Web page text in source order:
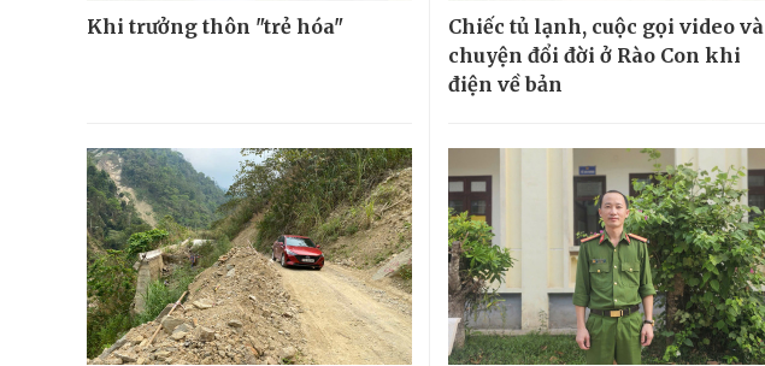
Khi trưởng thôn "trẻ hóa"
Chiếc tủ lạnh, cuộc gọi video và
chuyện đổi đời ở Rào Con khi
điện về bản